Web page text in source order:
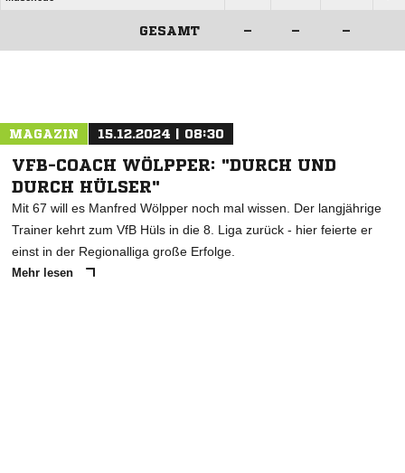
GESAMT – – –
MAGAZIN 15.12.2024 | 08:30
VFB-COACH WÖLPPER: "DURCH UND
DURCH HÜLSER"
Mit 67 will es Manfred Wölpper noch mal wissen. Der langjährige
Trainer kehrt zum VfB Hüls in die 8. Liga zurück - hier feierte er
einst in der Regionalliga große Erfolge.
Mehr lesen